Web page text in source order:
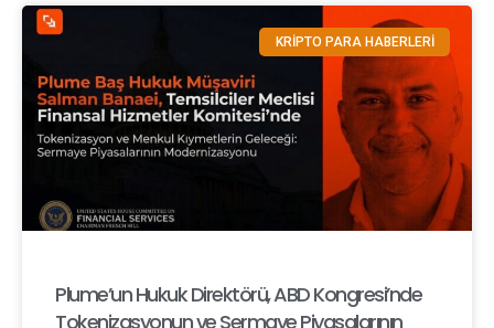
KRİPTO PARA HABERLERİ
Plume’un Hukuk Direktörü, ABD Kongresi’nde
Tokenizasyonun ve Sermaye Piyasalarının